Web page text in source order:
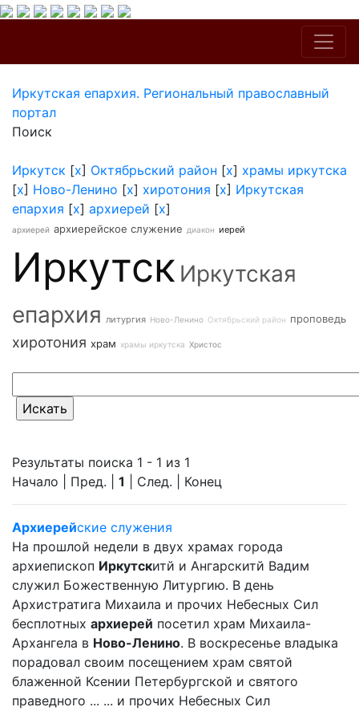
Иркутская епархия. Региональный православный
портал
Поиск
Иркутск [x] Октябрьский район [x] храмы иркутска
[x] Ново-Ленино [x] хиротония [x] Иркутская
епархия [x] архиерей [x]
архиерей архиерейское служение диакон иерей
Иркутск Иркутская
епархия литургия Ново-Ленино Октябрьский район проповедь
хиротония храм храмы иркутска Христос
Результаты поиска 1 - 1 из 1
Начало | Пред. | 1 | След. | Конец
Архиерейские служения
На прошлой недели в двух храмах города
архиепископ Иркутскитй и Ангарскитй Вадим
служил Божественную Литургию. В день
Архистратига Михаила и прочих Небесных Сил
бесплотных архиерей посетил храм Михаила-
Архангела в Ново-Ленино. В воскресенье владыка
порадовал своим посещением храм святой
блаженной Ксении Петербургской и святого
праведного ... ... и прочих Небесных Сил